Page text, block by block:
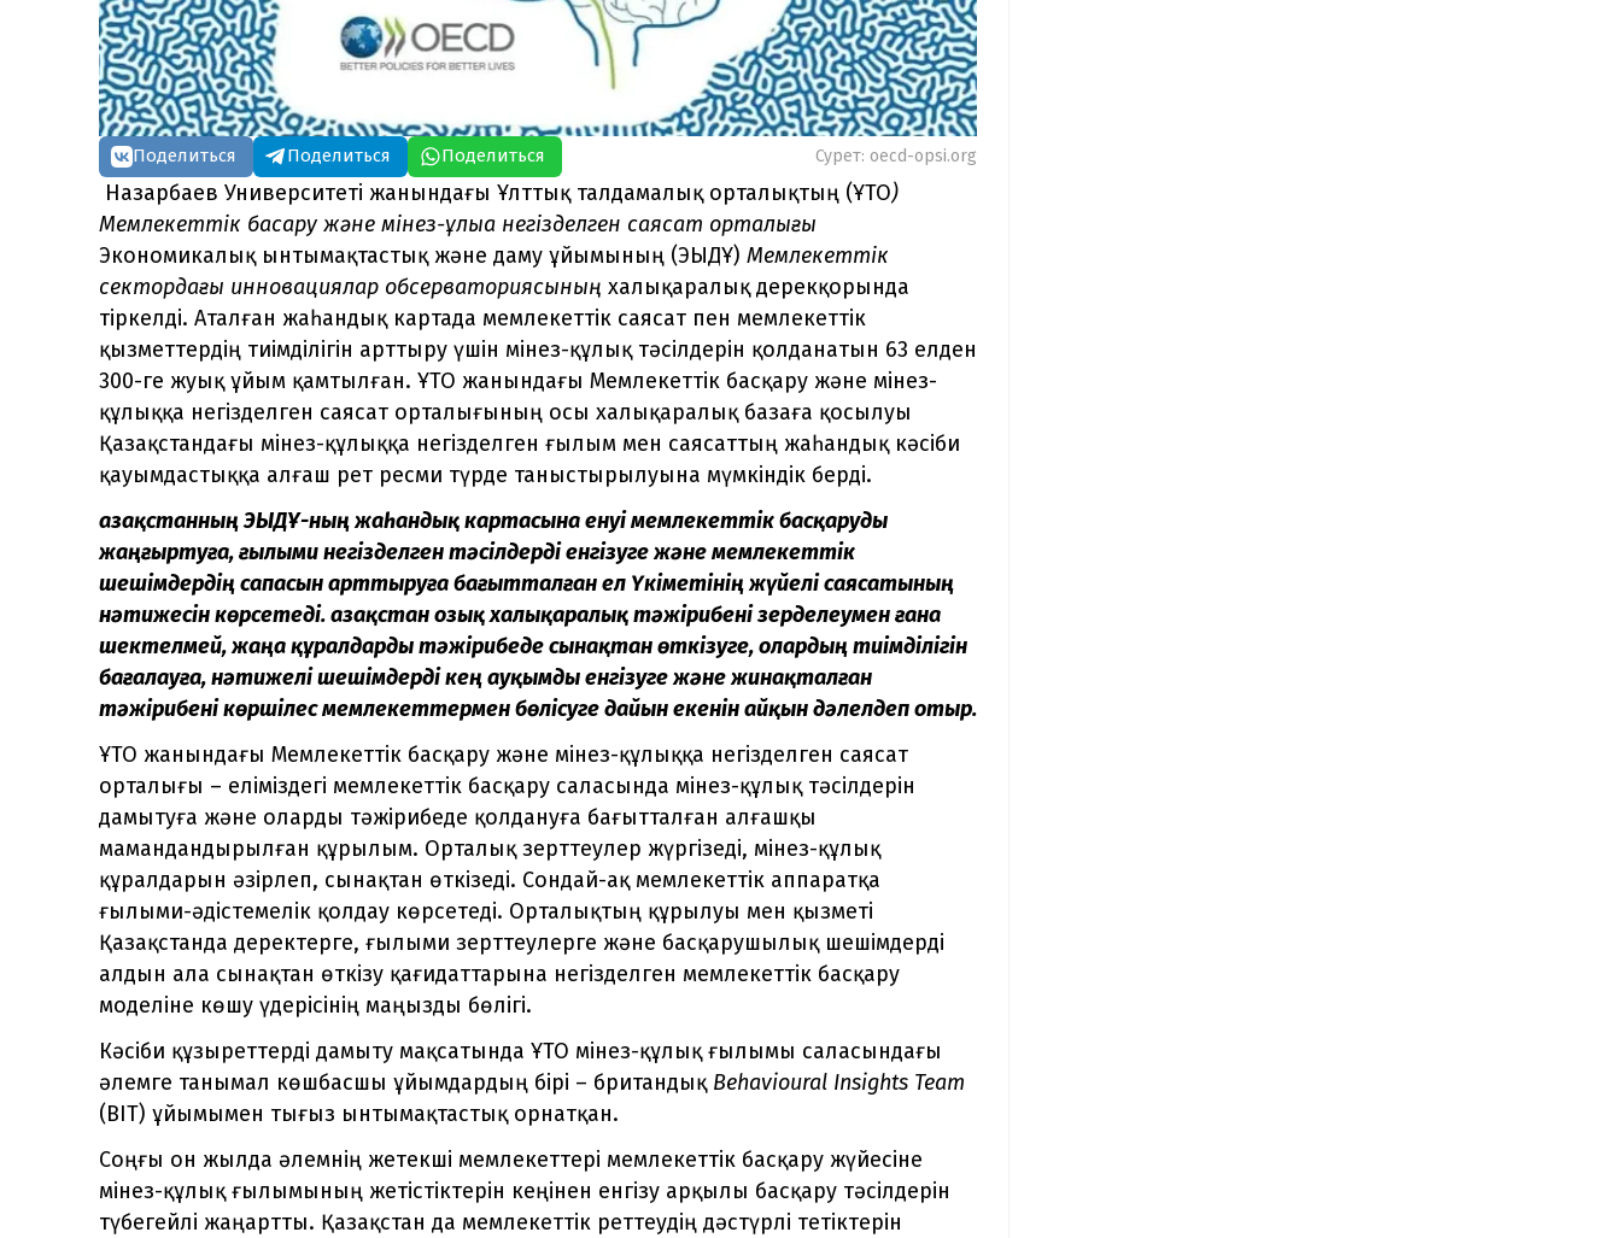
Поделиться Поделиться Поделиться Сурет: oecd-opsi.org
Назарбаев Университеті жанындағы Ұлттық талдамалық орталықтың (ҰТО)
Мемлекеттік басқару және мінез-құлыққа негізделген саясат орталығы
Экономикалық ынтымақтастық және даму ұйымының (ЭЫДҰ) Мемлекеттік
сектордағы инновациялар обсерваториясының халықаралық дерекқорында
тіркелді. Аталған жаһандық картада мемлекеттік саясат пен мемлекеттік
қызметтердің тиімділігін арттыру үшін мінез-құлық тәсілдерін қолданатын 63 елден
300-ге жуық ұйым қамтылған. ҰТО жанындағы Мемлекеттік басқару және мінез-
құлыққа негізделген саясат орталығының осы халықаралық базаға қосылуы
Қазақстандағы мінез-құлыққа негізделген ғылым мен саясаттың жаһандық кәсіби
қауымдастыққа алғаш рет ресми түрде таныстырылуына мүмкіндік берді.
Қазақстанның ЭЫДҰ-ның жаһандық картасына енуі мемлекеттік басқаруды
жаңғыртуға, ғылыми негізделген тәсілдерді енгізуге және мемлекеттік
шешімдердің сапасын арттыруға бағытталған ел Үкіметінің жүйелі саясатының
нәтижесін көрсетеді. Қазақстан озық халықаралық тәжірибені зерделеумен ғана
шектелмей, жаңа құралдарды тәжірибеде сынақтан өткізуге, олардың тиімділігін
бағалауға, нәтижелі шешімдерді кең ауқымды енгізуге және жинақталған
тәжірибені көршілес мемлекеттермен бөлісуге дайын екенін айқын дәлелдеп отыр.
ҰТО жанындағы Мемлекеттік басқару және мінез-құлыққа негізделген саясат
орталығы – еліміздегі мемлекеттік басқару саласында мінез-құлық тәсілдерін
дамытуға және оларды тәжірибеде қолдануға бағытталған алғашқы
мамандандырылған құрылым. Орталық зерттеулер жүргізеді, мінез-құлық
құралдарын әзірлеп, сынақтан өткізеді. Сондай-ақ мемлекеттік аппаратқа
ғылыми-әдістемелік қолдау көрсетеді. Орталықтың құрылуы мен қызметі
Қазақстанда деректерге, ғылыми зерттеулерге және басқарушылық шешімдерді
алдын ала сынақтан өткізу қағидаттарына негізделген мемлекеттік басқару
моделіне көшу үдерісінің маңызды бөлігі.
Кәсіби құзыреттерді дамыту мақсатында ҰТО мінез-құлық ғылымы саласындағы
әлемге танымал көшбасшы ұйымдардың бірі – британдық Behavioural Insights Team
(BIT) ұйымымен тығыз ынтымақтастық орнатқан.
Соңғы он жылда әлемнің жетекші мемлекеттері мемлекеттік басқару жүйесіне
мінез-құлық ғылымының жетістіктерін кеңінен енгізу арқылы басқару тәсілдерін
түбегейлі жаңартты. Қазақстан да мемлекеттік реттеудің дәстүрлі тетіктерін